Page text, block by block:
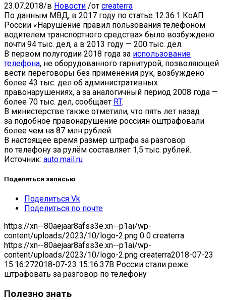
23.07.2018/в Новости /от createrra
По данным МВД, в 2017 году по статье 12.36.1 КоАП
России «Нарушение правил пользования телефоном
водителем транспортного средства» было возбуждено
почти 94 тыс. дел, а в 2013 году — 200 тыс. дел.
В первом полугодии 2018 года за использование
телефона, не оборудованного гарнитурой, позволяющей
вести переговоры без применения рук, возбуждено
более 43 тыс. дел об административных
правонарушениях, а за аналогичный период 2008 года —
более 70 тыс. дел, сообщает RT.
В министерстве также отметили, что пять лет назад
за подобное правонарушение россиян оштрафовали
более чем на 87 млн рублей.
В настоящее время размер штрафа за разговор
по телефону за рулём составляет 1,5 тыс. рублей.
Источник: auto.mail.ru
Поделиться записью
Поделиться Vk
Поделиться по почте
https://xn--80aejaar8afss3e.xn--p1ai/wp-
content/uploads/2023/10/logo-2.png 0 0 createrra
https://xn--80aejaar8afss3e.xn--p1ai/wp-
content/uploads/2023/10/logo-2.png createrra2018-07-23
15:16:272018-07-23 15:16:37В России стали реже
штрафовать за разговор по телефону
Полезно знать